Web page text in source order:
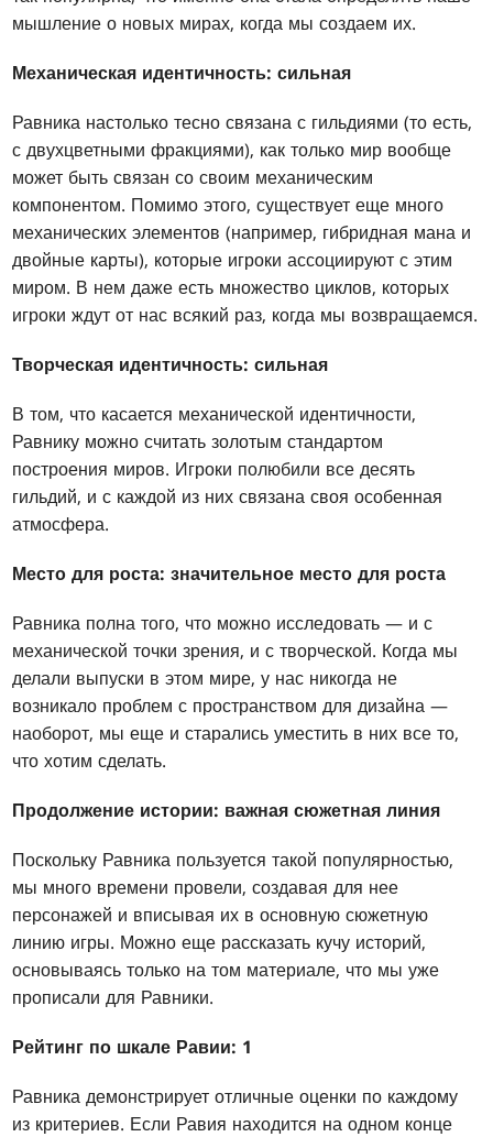
мышление о новых мирах, когда мы создаем их.
Механическая идентичность: сильная
Равника настолько тесно связана с гильдиями (то есть,
с двухцветными фракциями), как только мир вообще
может быть связан со своим механическим
компонентом. Помимо этого, существует еще много
механических элементов (например, гибридная мана и
двойные карты), которые игроки ассоциируют с этим
миром. В нем даже есть множество циклов, которых
игроки ждут от нас всякий раз, когда мы возвращаемся.
Творческая идентичность: сильная
В том, что касается механической идентичности,
Равнику можно считать золотым стандартом
построения миров. Игроки полюбили все десять
гильдий, и с каждой из них связана своя особенная
атмосфера.
Место для роста: значительное место для роста
Равника полна того, что можно исследовать — и с
механической точки зрения, и с творческой. Когда мы
делали выпуски в этом мире, у нас никогда не
возникало проблем с пространством для дизайна —
наоборот, мы еще и старались уместить в них все то,
что хотим сделать.
Продолжение истории: важная сюжетная линия
Поскольку Равника пользуется такой популярностью,
мы много времени провели, создавая для нее
персонажей и вписывая их в основную сюжетную
линию игры. Можно еще рассказать кучу историй,
основываясь только на том материале, что мы уже
прописали для Равники.
Рейтинг по шкале Равии: 1
Равника демонстрирует отличные оценки по каждому
из критериев. Если Равия находится на одном конце